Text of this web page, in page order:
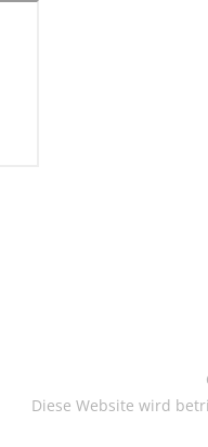
Diese Website wird